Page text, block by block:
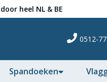
door heel NL & BE
0512-
Spandoeken